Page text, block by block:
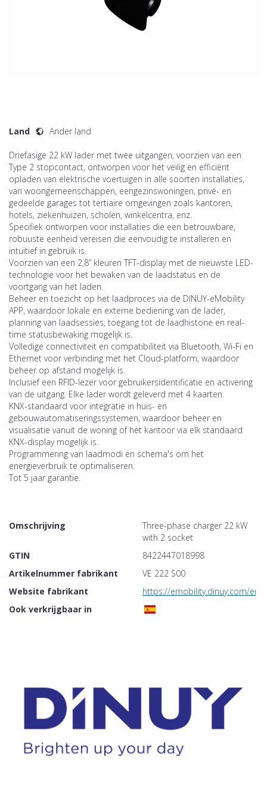
Land Ander land
Driefasige 22 kW lader met twee uitgangen, voorzien van een
Type 2 stopcontact, ontworpen voor het veilig en efficiënt
opladen van elektrische voertuigen in alle soorten installaties,
van woongemeenschappen, eengezinswoningen, privé- en
gedeelde garages tot tertiaire omgevingen zoals kantoren,
hotels, ziekenhuizen, scholen, winkelcentra, enz.
Specifiek ontworpen voor installaties die een betrouwbare,
robuuste eenheid vereisen die eenvoudig te installeren en
intuïtief in gebruik is.
Voorzien van een 2,8” kleuren TFT-display met de nieuwste LED-
technologie voor het bewaken van de laadstatus en de
voortgang van het laden.
Beheer en toezicht op het laadproces via de DINUY-eMobility
APP, waardoor lokale en externe bediening van de lader,
planning van laadsessies, toegang tot de laadhistorie en real-
time statusbewaking mogelijk is.
Volledige connectiviteit en compatibiliteit via Bluetooth, Wi-Fi en
Ethernet voor verbinding met het Cloud-platform, waardoor
beheer op afstand mogelijk is.
Inclusief een RFID-lezer voor gebruikersidentificatie en activering
van de uitgang. Elke lader wordt geleverd met 4 kaarten.
KNX-standaard voor integratie in huis- en
gebouwautomatiseringssystemen, waardoor beheer en
visualisatie vanuit de woning of het kantoor via elk standaard
KNX-display mogelijk is.
Programmering van laadmodi en schema's om het
energieverbruik te optimaliseren.
Tot 5 jaar garantie.
Omschrijving
Three-phase charger 22 kW
with 2 socket
GTIN
8422447018998
Artikelnummer fabrikant
VE 222 S00
Website fabrikant
https://emobility.dinuy.com/en/
Ook verkrijgbaar in